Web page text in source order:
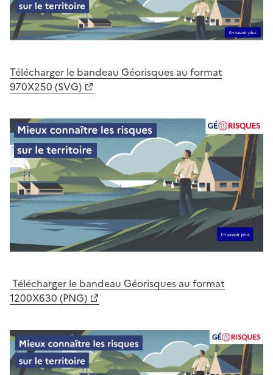
Télécharger le bandeau Géorisques au format
970X250 (SVG)
Télécharger le bandeau Géorisques au format
1200X630 (PNG)